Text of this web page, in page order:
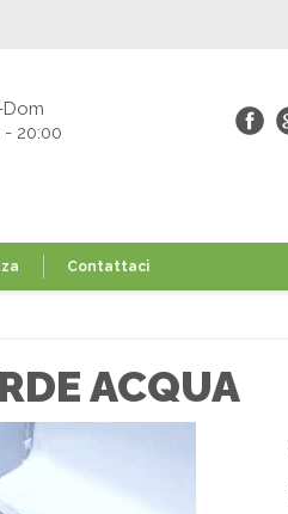
- 20:00
Contattaci
ACQUA